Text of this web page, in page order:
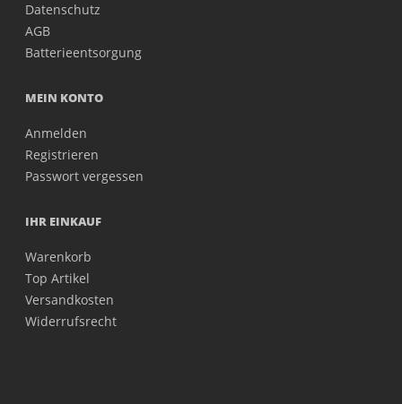
Datenschutz
AGB
Batterieentsorgung
MEIN KONTO
Anmelden
Registrieren
Passwort vergessen
IHR EINKAUF
Warenkorb
Top Artikel
Versandkosten
Widerrufsrecht